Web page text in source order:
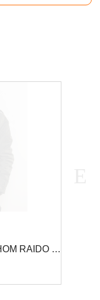
КУРТКА М-65 С КАПЮШОНОМ RAIDO FOERSVERD